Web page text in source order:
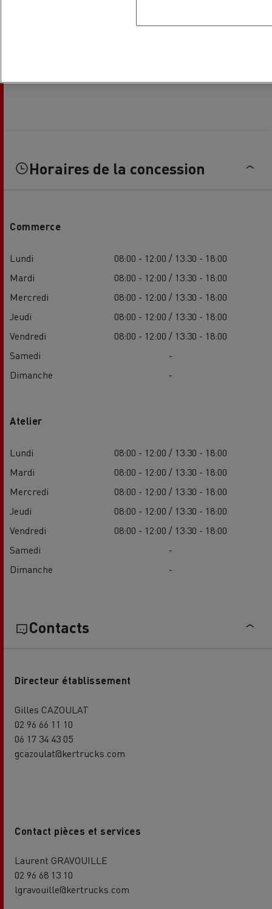
Horaires de la concession
Commerce
Lundi
08:00 - 12:00 / 13:30 - 18:00
Mardi
08:00 - 12:00 / 13:30 - 18:00
Mercredi
08:00 - 12:00 / 13:30 - 18:00
Jeudi
08:00 - 12:00 / 13:30 - 18:00
Vendredi
08:00 - 12:00 / 13:30 - 18:00
Samedi
-
Dimanche
-
Atelier
Lundi
08:00 - 12:00 / 13:30 - 18:00
Mardi
08:00 - 12:00 / 13:30 - 18:00
Mercredi
08:00 - 12:00 / 13:30 - 18:00
Jeudi
08:00 - 12:00 / 13:30 - 18:00
Vendredi
08:00 - 12:00 / 13:30 - 18:00
Samedi
-
Dimanche
-
Contacts
Directeur établissement
Gilles CAZOULAT
02 96 66 11 10
06 17 34 43 05
gcazoulat@kertrucks.com
Contact pièces et services
Laurent GRAVOUILLE
02 96 68 13 10
lgravouille@kertrucks.com